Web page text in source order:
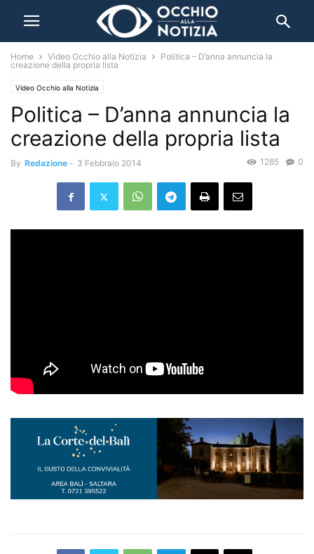
Home Video Occhio alla Notizia
Politica – D’anna annuncia la
creazione della propria lista
Video Occhio alla Notizia
Politica – D’anna annuncia la
creazione della propria lista
By Redazione - 3 Febbraio 2014 0
1285